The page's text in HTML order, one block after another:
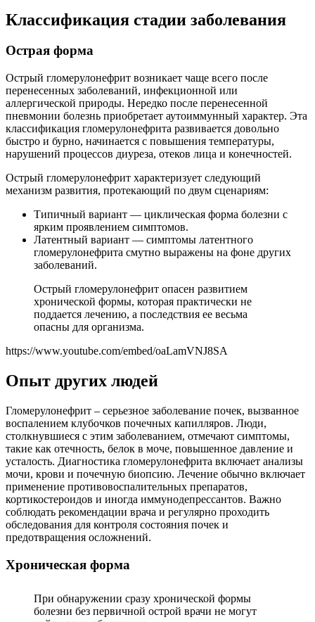
Классификация стадии заболевания
Острая форма
Острый гломерулонефрит возникает чаще всего после
перенесенных заболеваний, инфекционной или
аллергической природы. Нередко после перенесенной
пневмонии болезнь приобретает аутоиммунный характер. Эта
классификация гломерулонефрита развивается довольно
быстро и бурно, начинается с повышения температуры,
нарушений процессов диуреза, отеков лица и конечностей.
Острый гломерулонефрит характеризует следующий
механизм развития, протекающий по двум сценариям:
Типичный вариант — циклическая форма болезни с
ярким проявлением симптомов.
Латентный вариант — симптомы латентного
гломерулонефрита смутно выражены на фоне других
заболеваний.
Острый гломерулонефрит опасен развитием
хронической формы, которая практически не
поддается лечению, а последствия ее весьма
опасны для организма.
https://www.youtube.com/embed/oaLamVNJ8SA
Опыт других людей
Гломерулонефрит – серьезное заболевание почек, вызванное
воспалением клубочков почечных капилляров. Люди,
столкнувшиеся с этим заболеванием, отмечают симптомы,
такие как отечность, белок в моче, повышенное давление и
усталость. Диагностика гломерулонефрита включает анализы
мочи, крови и почечную биопсию. Лечение обычно включает
применение противовоспалительных препаратов,
кортикостероидов и иногда иммунодепрессантов. Важно
соблюдать рекомендации врача и регулярно проходить
обследования для контроля состояния почек и
предотвращения осложнений.
Хроническая форма
При обнаружении сразу хронической формы
болезни без первичной острой врачи не могут